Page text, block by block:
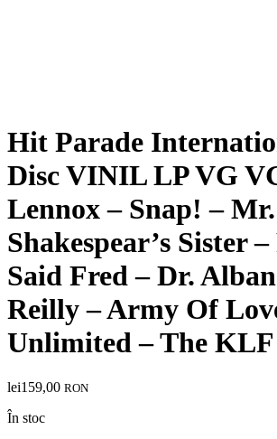
Hit Parade
Disc VINIL LP VG
Lennox – Snap! –
Shakespear’s Sister
Said Fred – Dr.
Reilly – Army Of
Unlimited – The
lei159,00 RON
În stoc